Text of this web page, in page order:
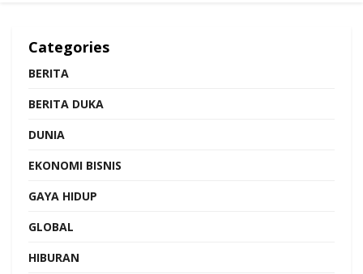
Categories
BERITA
BERITA DUKA
DUNIA
EKONOMI BISNIS
GAYA HIDUP
GLOBAL
HIBURAN